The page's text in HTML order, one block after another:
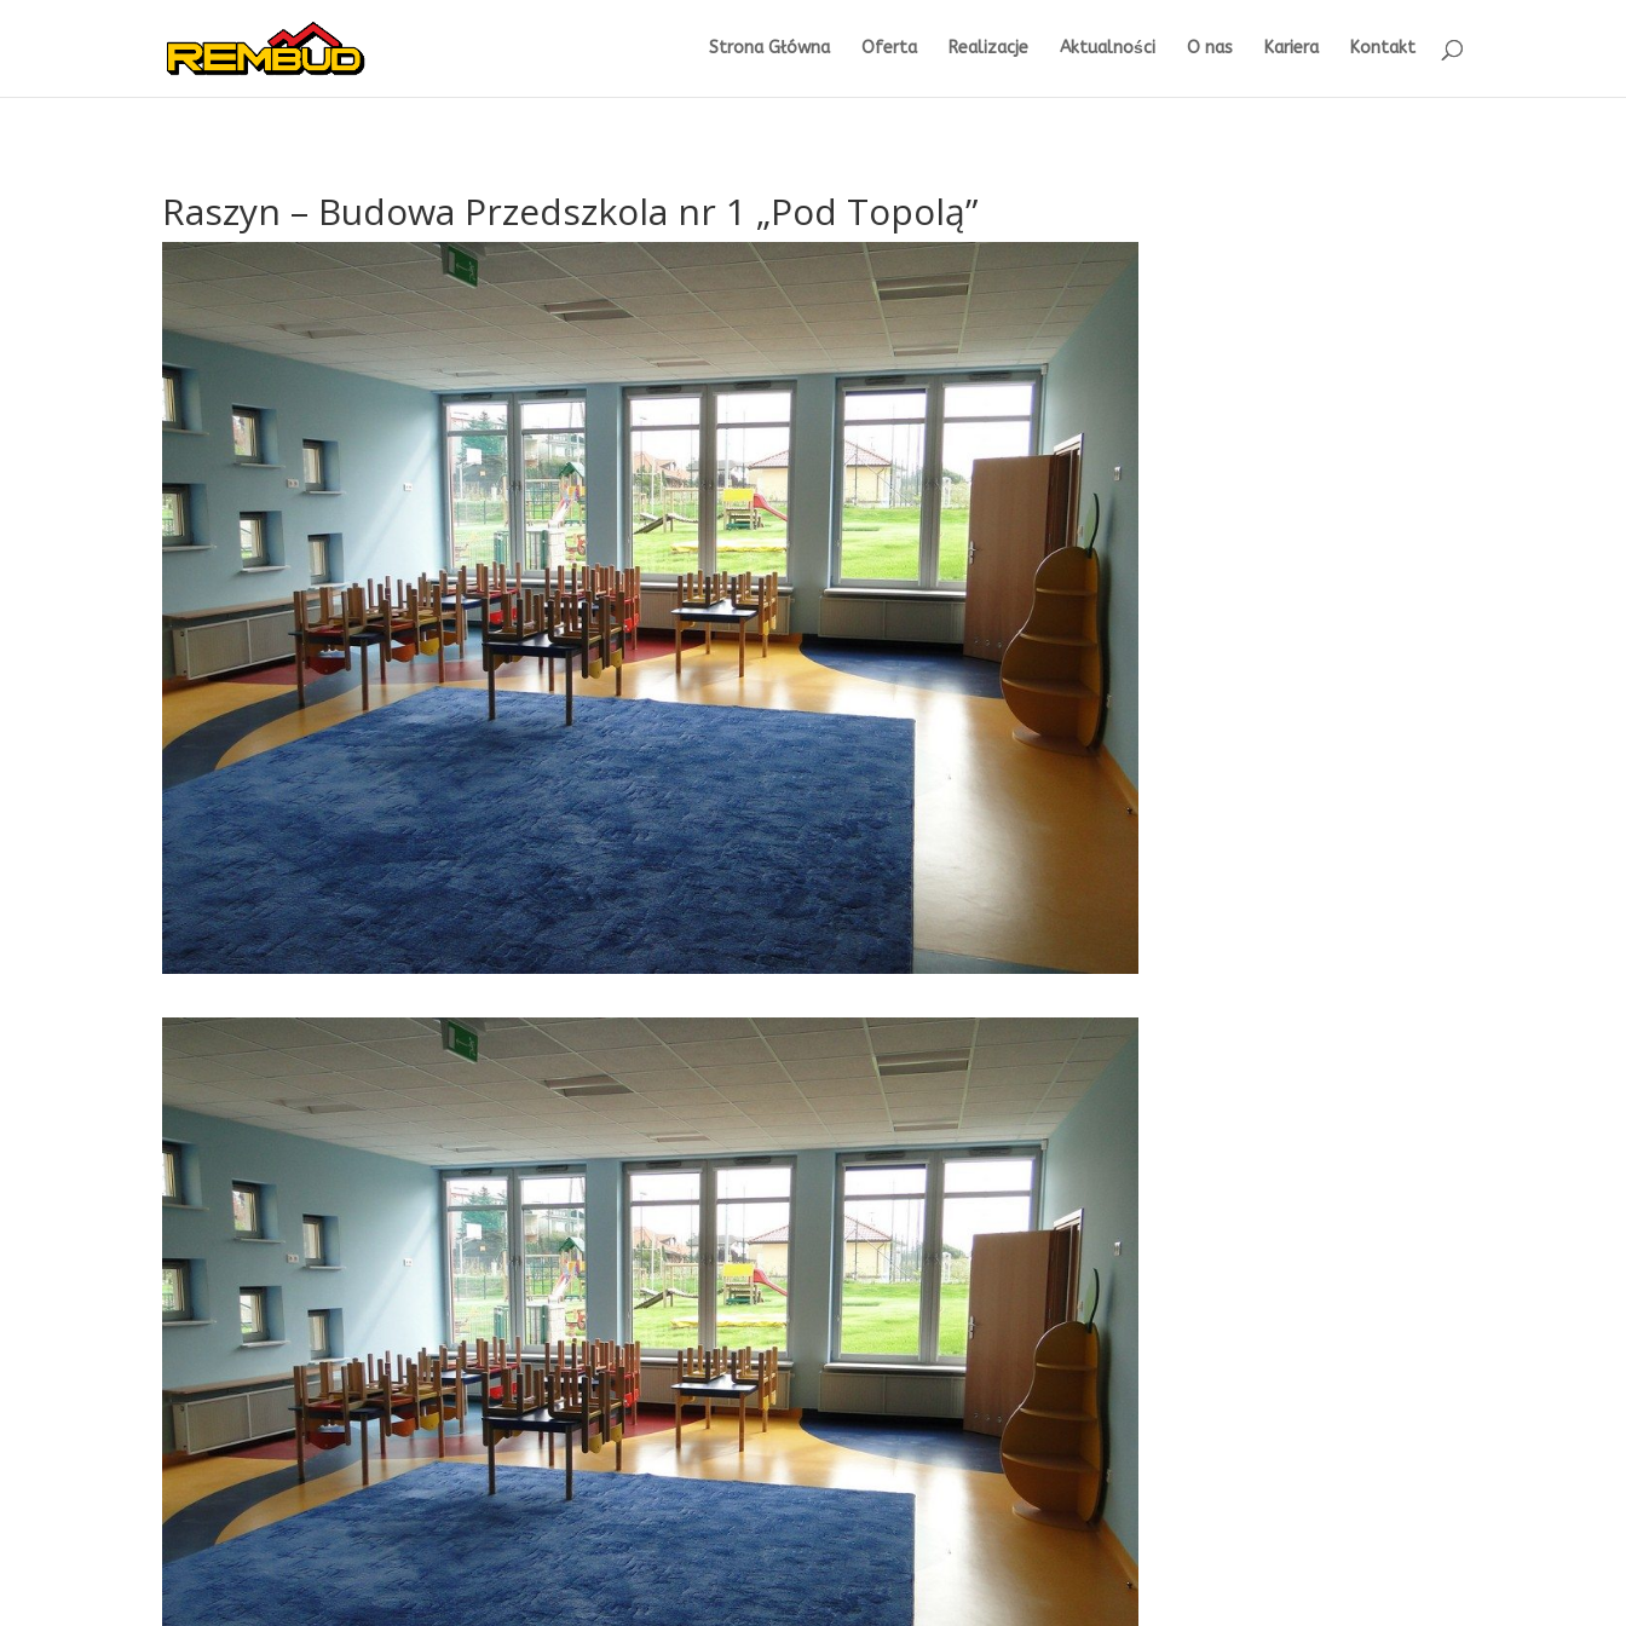
Strona Główna Oferta Realizacje Aktualności O nas Kariera Kontakt
Raszyn – Budowa Przedszkola nr 1 „Pod Topolą”